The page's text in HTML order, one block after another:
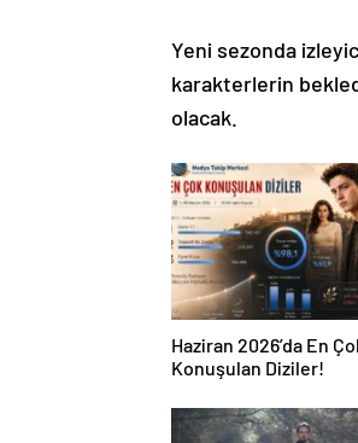
Yeni sezonda
karakterlerin
olacak.
Haziran 2026’da En
Konuşulan Diziler!